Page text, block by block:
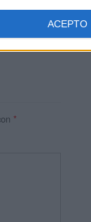
ACEPTO
y
docentes, y
*